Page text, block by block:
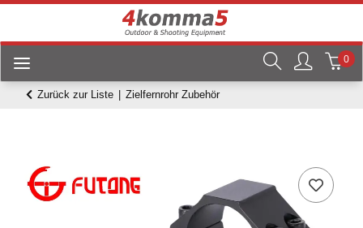
0
Zurück zur Liste Zielfernrohr Zubehör